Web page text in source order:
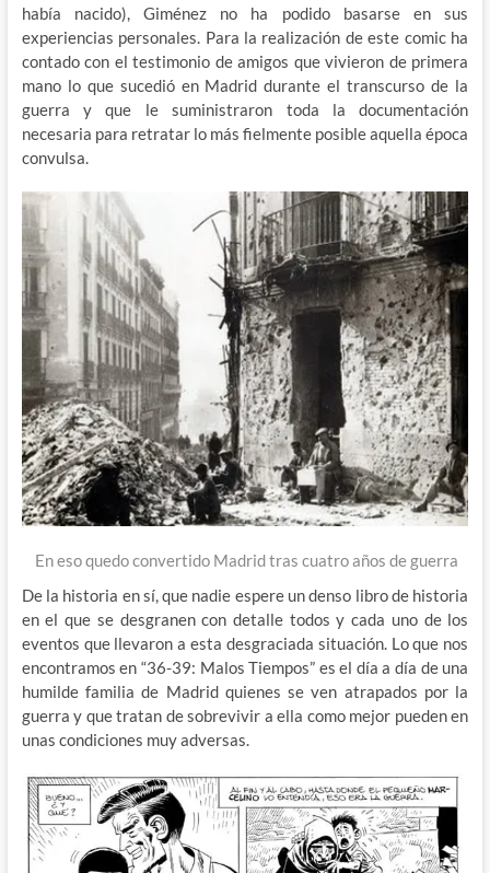
había nacido), Giménez no ha podido basarse en sus
experiencias personales. Para la realización de este comic ha
contado con el testimonio de amigos que vivieron de primera
mano lo que sucedió en Madrid durante el transcurso de la
guerra y que le suministraron toda la documentación
necesaria para retratar lo más fielmente posible aquella época
convulsa.
En eso quedo convertido Madrid tras cuatro años de guerra
De la historia en sí, que nadie espere un denso libro de historia
en el que se desgranen con detalle todos y cada uno de los
eventos que llevaron a esta desgraciada situación. Lo que nos
encontramos en “36-39: Malos Tiempos” es el día a día de una
humilde familia de Madrid quienes se ven atrapados por la
guerra y que tratan de sobrevivir a ella como mejor pueden en
unas condiciones muy adversas.